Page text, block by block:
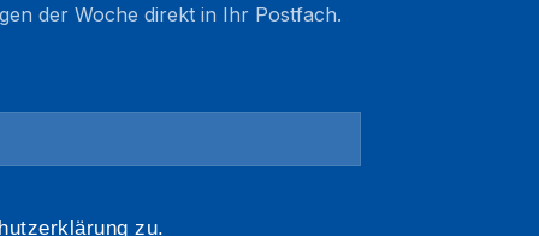
der Woche direkt in Ihr Postfach.